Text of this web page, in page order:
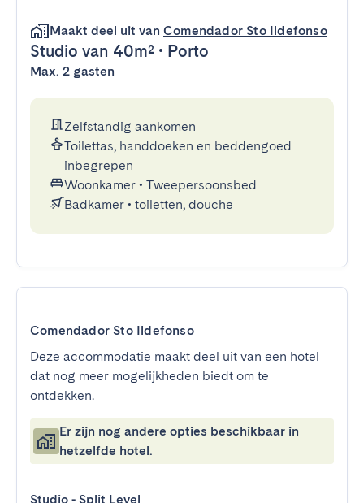
Maakt deel uit van Comendador Sto Ildefonso
Studio van 40m² • Porto
Max. 2 gasten
Zelfstandig aankomen
Toilettas, handdoeken en beddengoed
inbegrepen
Woonkamer • Tweepersoonsbed
Badkamer • toiletten, douche
Comendador Sto Ildefonso
Deze accommodatie maakt deel uit van een hotel
dat nog meer mogelijkheden biedt om te
ontdekken.
Er zijn nog andere opties beschikbaar in
hetzelfde hotel.
Studio - Split Level